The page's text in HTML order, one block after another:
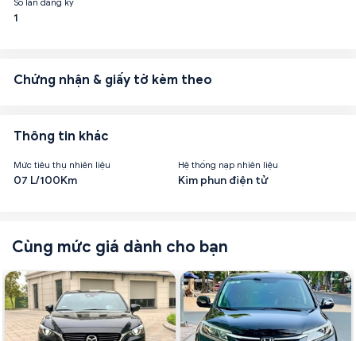
Số lần đăng ký
1
Chứng nhận & giấy tờ kèm theo
Thông tin khác
Mức tiêu thụ nhiên liệu
07 L/100Km
Hệ thống nạp nhiên liệu
Kim phun điện tử
Cùng mức giá dành cho bạn